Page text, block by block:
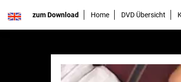
zum Download Home DVD Übersicht